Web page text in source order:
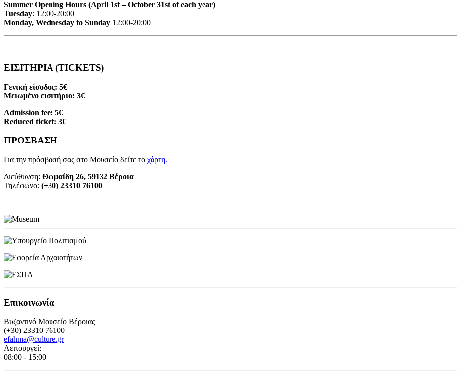
Summer Opening Hours (April 1st – October 31st of each year)
Tuesday: 12:00-20:00
Monday, Wednesday to Sunday 12:00-20:00
ΕΙΣΙΤΗΡΙΑ (TICKETS)
Γενική είσοδος: 5€
Μειωμένο εισιτήριο: 3€
Admission fee: 5€
Reduced ticket: 3€
ΠΡΟΣΒΑΣΗ
Για την πρόσβασή σας στο Μουσείο δείτε το χάρτη.
Διεύθυνση: Θωμαΐδη 26, 59132 Βέροια
Τηλέφωνο: (+30) 23310 76100
Επικοινωνία
Βυζαντινό Μουσείο Βέροιας
(+30) 23310 76100
efahma@culture.gr
Λειτουργεί:
08:00 - 15:00